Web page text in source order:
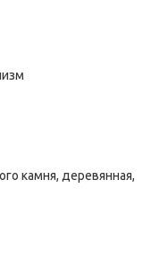
камня, деревянная,